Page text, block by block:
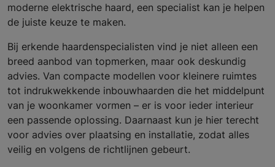
moderne elektrische haard, een specialist kan je helpen
de juiste keuze te maken.
Bij erkende haardenspecialisten vind je niet alleen een
breed aanbod van topmerken, maar ook deskundig
advies. Van compacte modellen voor kleinere ruimtes
tot indrukwekkende inbouwhaarden die het middelpunt
van je woonkamer vormen – er is voor ieder interieur
een passende oplossing. Daarnaast kun je hier terecht
voor advies over plaatsing en installatie, zodat alles
veilig en volgens de richtlijnen gebeurt.